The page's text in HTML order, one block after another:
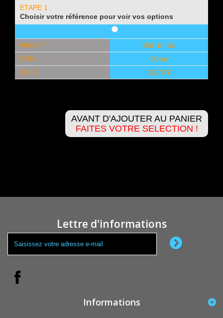
ETAPE 1 :
Choisir votre référence pour voir vos options
Article n°
188-16-SU
Taille
20cm
Qté: 1
18,70 €
AVANT D'AJOUTER AU PANIER
FAITES VOTRE SELECTION !
Lettre d'informations
Informations